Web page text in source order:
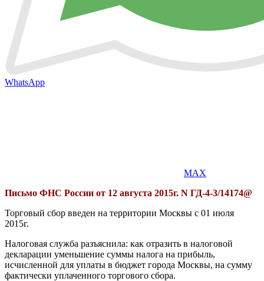
WhatsApp
MAX
Письмо ФНС России от 12 августа 2015г. N ГД-4-3/14174@
Торговый сбор введен на территории Москвы с 01 июля
2015г.
Налоговая служба разъяснила: как отразить в налоговой
декларации уменьшение суммы налога на прибыль,
исчисленной для уплаты в бюджет города Москвы, на сумму
фактически уплаченного торгового сбора.